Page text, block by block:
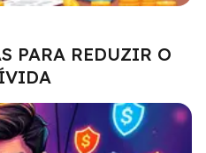
PARA REDUZIR O